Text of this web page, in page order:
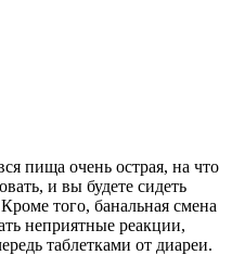
пища очень острая, на что
и вы будете сидеть
того, банальная смена
неприятные реакции,
таблетками от диареи.